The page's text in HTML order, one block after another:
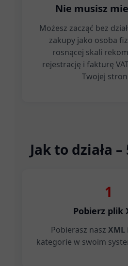
Nie musisz
Możesz zacząć bez
zakupy jako osoba
rosnącej skali
rejestrację i fakturę
Twojej
Jak to działa
1
Pobierz plik
Pobierasz nasz XML
kategorie w swoim